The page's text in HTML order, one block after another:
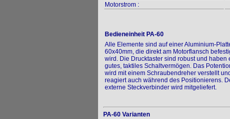
Motorstrom :
Bedieneinheit PA-60
Alle Elemente sind auf einer Aluminium-
60x40mm, die direkt am Motorflansch
wird. Die Drucktaster sind robust und haben
gutes, taktiles Schaltvermögen. Das
wird mit einem Schraubendreher verstellt
reagiert auch während des Positionierens.
externe Steckverbinder wird mitgeliefert.
PA-60 Varianten